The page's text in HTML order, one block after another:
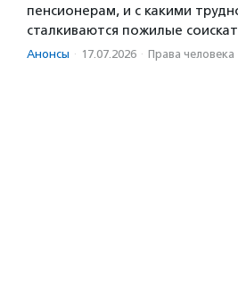
пенсионерам, и с какими
сталкиваются пожилые
Анонсы · 17.07.2026 · Права человека